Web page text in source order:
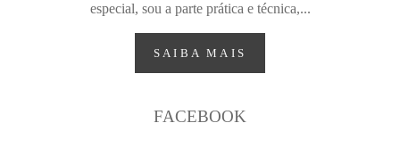
especial, sou a parte prática e técnica,...
SAIBA MAIS
FACEBOOK